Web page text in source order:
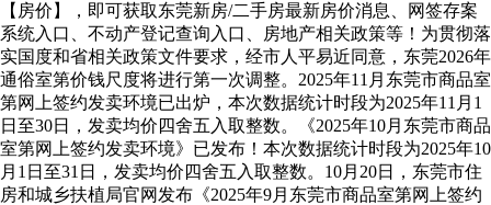
【房价】，即可获取东莞新房/二手房最新房价消息、网签存案
系统入口、不动产登记查询入口、房地产相关政策等！为贯彻落
实国度和省相关政策文件要求，经市人平易近同意，东莞2026年
通俗室第价钱尺度将进行第一次调整。2025年11月东莞市商品室
第网上签约发卖环境已出炉，本次数据统计时段为2025年11月1
日至30日，发卖均价四舍五入取整数。《2025年10月东莞市商品
室第网上签约发卖环境》已发布！本次数据统计时段为2025年10
月1日至31日，发卖均价四舍五入取整数。10月20日，东莞市住
房和城乡扶植局官网发布《2025年9月东莞市商品室第网上签约